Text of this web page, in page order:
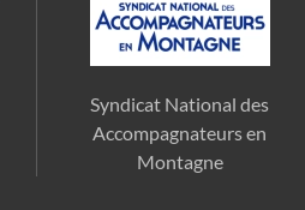
Syndicat National des
Accompagnateurs en
Montagne